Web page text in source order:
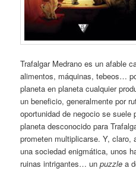
Trafalgar Medrano es un afable
alimentos, máquinas, tebeos…
planeta en planeta cualquier
un beneficio, generalmente por
oportunidad de negocio se suele
planeta desconocido para
prometen multiplicarse. Y, claro,
una sociedad enigmática, unos
ruinas intrigantes… unpuzzle a